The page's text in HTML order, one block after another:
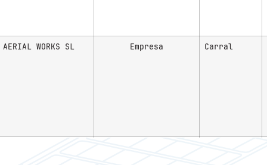
AERIAL WORKS SL Empresa Carral